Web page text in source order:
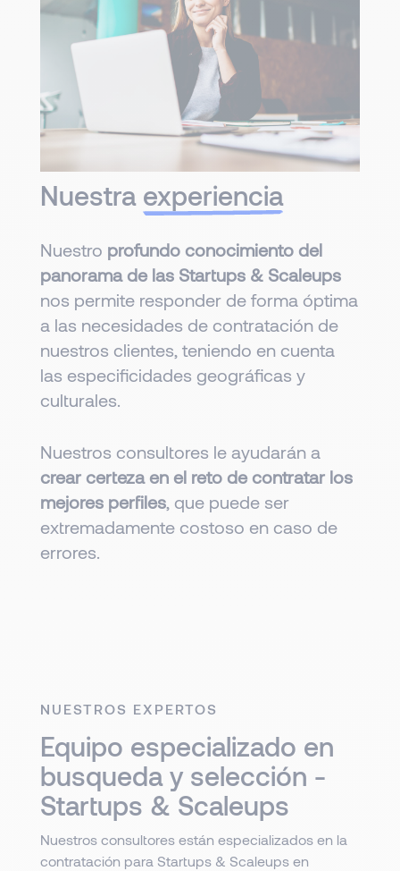
Nuestra experiencia
Nuestro profundo conocimiento del
panorama de las Startups & Scaleups
nos permite responder de forma óptima
a las necesidades de contratación de
nuestros clientes, teniendo en cuenta
las especificidades geográficas y
culturales.
Nuestros consultores le ayudarán a
crear certeza en el reto de contratar los
mejores perfiles, que puede ser
extremadamente costoso en caso de
errores.
NUESTROS EXPERTOS
Equipo especializado en
busqueda y selección -
Startups & Scaleups
Nuestros consultores están especializados en la
contratación para Startups & Scaleups en